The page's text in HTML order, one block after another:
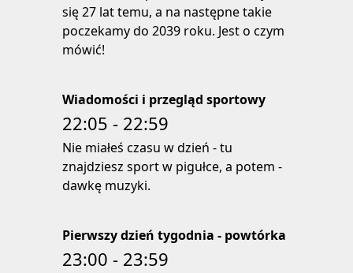
się 27 lat temu, a na następne takie
poczekamy do 2039 roku. Jest o czym
mówić!
Wiadomości i przegląd sportowy
22:05 - 22:59
Nie miałeś czasu w dzień - tu
znajdziesz sport w pigułce, a potem -
dawkę muzyki.
Pierwszy dzień tygodnia - powtórka
23:00 - 23:59